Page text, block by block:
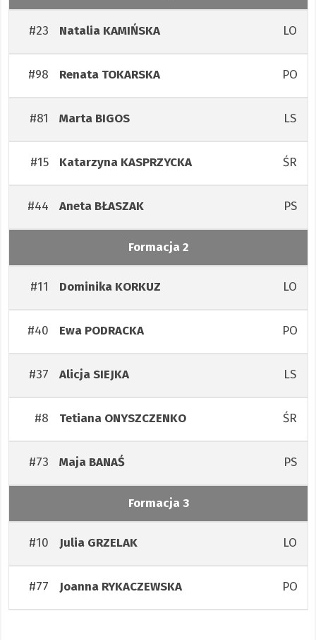
#23 Natalia KAMIŃSKA LO
#98 Renata TOKARSKA PO
#81 Marta BIGOS LS
#15 Katarzyna KASPRZYCKA ŚR
#44 Aneta BŁASZAK PS
Formacja 2
#11 Dominika KORKUZ LO
#40 Ewa PODRACKA PO
#37 AlicjaSIEJKA LS
#8 Tetiana ONYSZCZENKO ŚR
#73 Maja BANAŚ PS
Formacja 3
#10 Julia GRZELAK LO
#77 Joanna RYKACZEWSKA PO